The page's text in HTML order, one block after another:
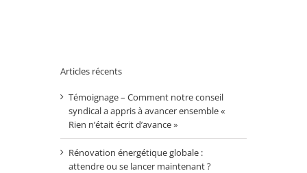
Articles récents
Témoignage – Comment notre conseil
syndical a appris à avancer ensemble «
Rien n’était écrit d’avance »
Rénovation énergétique globale :
attendre ou se lancer maintenant ?